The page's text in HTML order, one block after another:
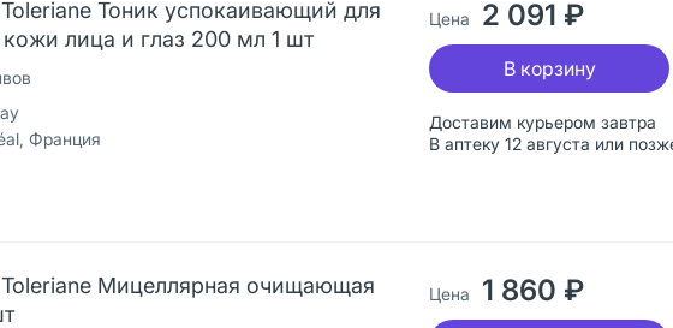
Тоник успокаивающий для
кожи лица и глаз 200 мл 1 шт
Франция
Доставим курьером завтра
В аптеку 12 августа или
Цена 2 091 ₽
В корзину
Toleriane Мицеллярная очищающая
Цена 1 860 ₽